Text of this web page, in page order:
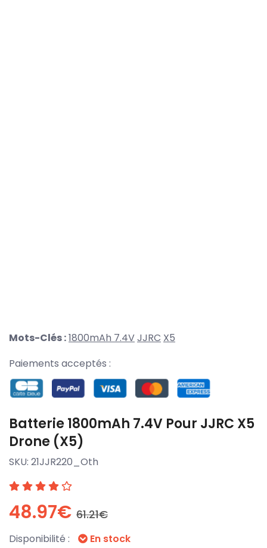
Mots-Clés :1800mAh 7.4VJJRC X5
Paiements acceptés :
Batterie 1800mAh 7.4V Pour JJRC X5
Drone (X5)
SKU: 21JJR220_Oth
48.97€ 61.21€
Disponibilité : En stock